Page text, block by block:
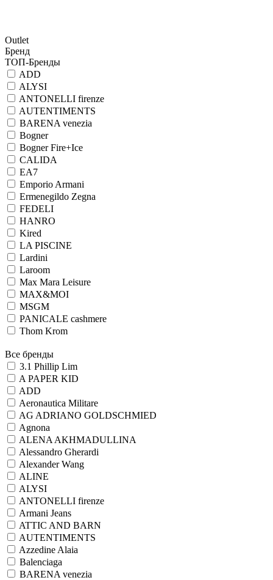
Outlet
Бренд
ТОП-Бренды
ADD
ALYSI
ANTONELLI firenze
AUTENTIMENTS
BARENA venezia
Bogner
Bogner Fire+Ice
CALIDA
EA7
Emporio Armani
Ermenegildo Zegna
FEDELI
HANRO
Kired
LA PISCINE
Lardini
Laroom
Max Mara Leisure
MAX&MOI
MSGM
PANICALE cashmere
Thom Krom
Все бренды
3.1 Phillip Lim
A PAPER KID
ADD
Aeronautica Militare
AG ADRIANO GOLDSCHMIED
Agnona
ALENA AKHMADULLINA
Alessandro Gherardi
Alexander Wang
ALINE
ALYSI
ANTONELLI firenze
Armani Jeans
ATTIC AND BARN
AUTENTIMENTS
Azzedine Alaia
Balenciaga
BARENA venezia